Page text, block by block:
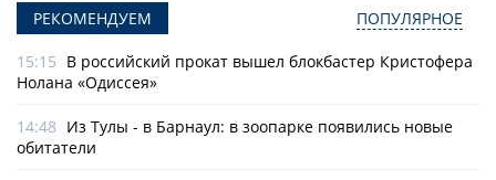
РЕКОМЕНДУЕМ ПОПУЛЯРНОЕ
15:15 В российский прокат вышел блокбастер Кристофера
Нолана «Одиссея»
14:48 Из Тулы - в Барнаул: в зоопарке появились новые
обитатели